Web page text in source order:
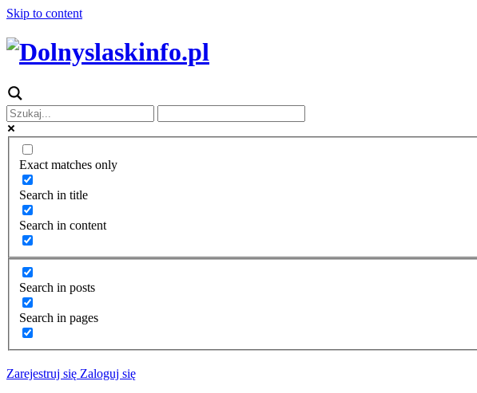
Skip to content
Exact matches only
Search in title
Search in content
Search in posts
Search in pages
Zarejestruj się Zaloguj się